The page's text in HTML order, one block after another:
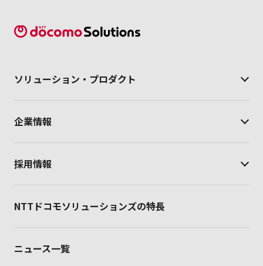
ソリューション・ プロダクト
企業情報
採用情報
NTTドコモソリューションズの特長
ニュース一覧